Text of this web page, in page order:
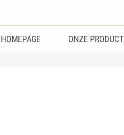
en munten
HOMEPAGE ONZE